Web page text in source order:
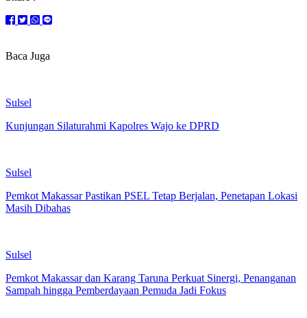
Baca Juga
Sulsel
Kunjungan Silaturahmi Kapolres Wajo ke DPRD
Sulsel
Pemkot Makassar Pastikan PSEL Tetap Berjalan, Penetapan Lokasi
Masih Dibahas
Sulsel
Pemkot Makassar dan Karang Taruna Perkuat Sinergi, Penanganan
Sampah hingga Pemberdayaan Pemuda Jadi Fokus